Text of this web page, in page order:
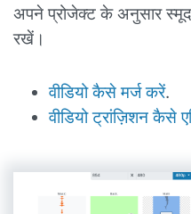
अपने प्रोजेक्ट के अनुसार
रखें।
वीडियो कैसे मर्ज करें.
वीडियो ट्रांज़िशन कैसे